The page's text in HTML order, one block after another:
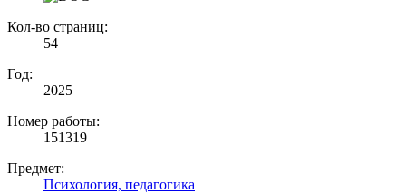
Кол-во страниц:
54
Год:
2025
Номер работы:
151319
Предмет:
Психология, педагогика